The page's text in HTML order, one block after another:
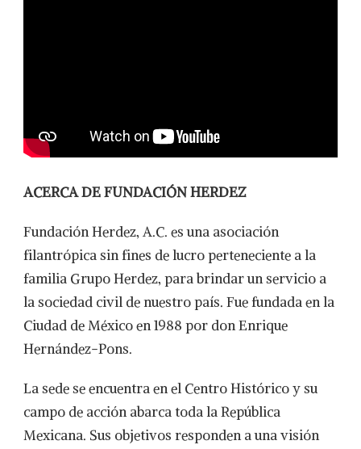
ACERCA DE FUNDACIÓN HERDEZ
Fundación Herdez, A.C. es una asociación
filantrópica sin fines de lucro perteneciente a la
familia Grupo Herdez, para brindar un servicio a
la sociedad civil de nuestro país. Fue fundada en la
Ciudad de México en 1988 por don Enrique
Hernández-Pons.
La sede se encuentra en el Centro Histórico y su
campo de acción abarca toda la República
Mexicana. Sus objetivos responden a una visión